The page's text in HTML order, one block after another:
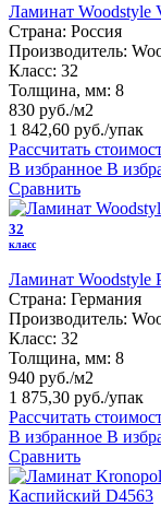
Ламинат
Страна: Россия
Производитель:
Класс: 32
Толщина, мм: 8
830 руб./м2
1 842,60 руб./упак
Рассчитать
В избранное В
Сравнить
32
класс
Ламинат Woodstyle
Страна: Германия
Производитель:
Класс: 32
Толщина, мм: 8
940 руб./м2
1 875,30 руб./упак
Рассчитать
В избранное В
Сравнить